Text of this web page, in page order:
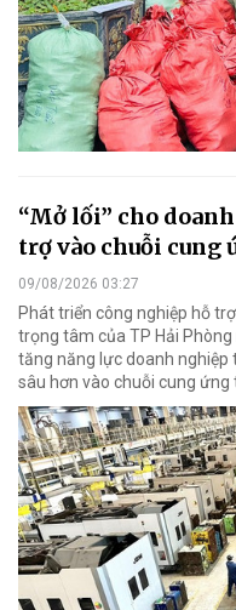
“Mở lối” cho
trợ vào chuỗi cung
09/08/2026 03:27
Phát triển công nghiệp hỗ
trọng tâm của TP Hải
tăng năng lực doanh
sâu hơn vào chuỗi cung ứng